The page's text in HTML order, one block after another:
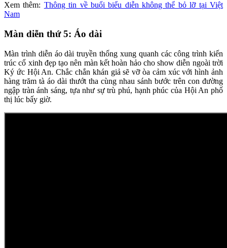
Xem thêm: Thông tin về buổi biểu diễn không thể bỏ lỡ tại Việt
Nam
Màn diễn thứ 5: Áo dài
Màn trình diễn áo dài truyền thống xung quanh các công trình kiến
trúc cổ xinh đẹp tạo nên màn kết hoàn hảo cho show diễn ngoài trời
Ký ức Hội An. Chắc chắn khán giả sẽ vỡ òa cảm xúc với hình ảnh
hàng trăm tà áo dài thướt tha cùng nhau sánh bước trên con đường
ngập tràn ánh sáng, tựa như sự trù phú, hạnh phúc của Hội An phố
thị lúc bấy giờ.